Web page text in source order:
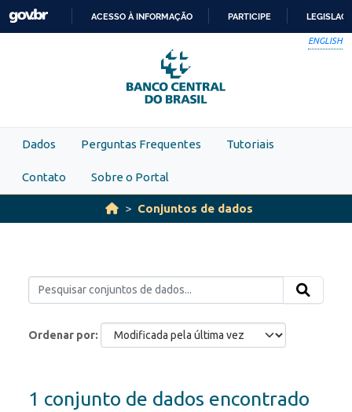
Skip to main content
PARA
O
CONTEÚDO
ACESSO À INFORMAÇÃO PARTICIPE
ENGLISH
Dados Perguntas Frequentes Tutoriais
Contato Sobre o Portal
Conjuntos de dados
Ordenar por
1 conjunto de dados encontrado